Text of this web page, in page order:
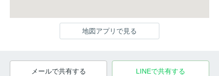
地図アプリで見る
メールで共有する LINEで共有する